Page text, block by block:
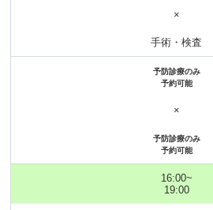
×
手術・検査
予防診療のみ
予約可能
×
予防診療のみ
予約可能
16:00~
19:00